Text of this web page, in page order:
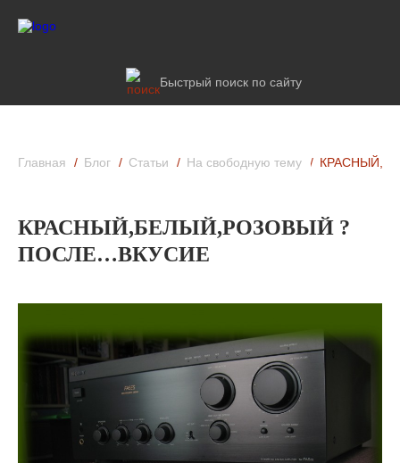
Быстрый поиск по сайту
Главная Блог Статьи На свободную тему
КРАСНЫЙ,БЕЛЫЙ,РОЗОВЫЙ ?
ПОСЛЕ…ВКУСИЕ